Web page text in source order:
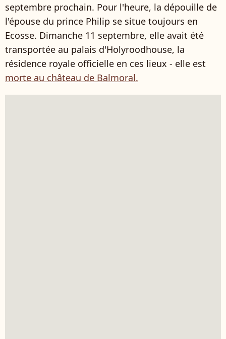
septembre prochain. Pour l'heure, la dépouille de
l'épouse du prince Philip se situe toujours en
Ecosse. Dimanche 11 septembre, elle avait été
transportée au palais d'Holyroodhouse, la
résidence royale officielle en ces lieux - elle est
morte au château de Balmoral.